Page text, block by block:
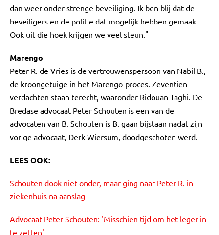
dan weer onder strenge beveiliging. Ik ben blij dat de
beveiligers en de politie dat mogelijk hebben gemaakt.
Ook uit die hoek krijgen we veel steun."
Marengo
Peter R. de Vries is de vertrouwenspersoon van Nabil B.,
de kroongetuige in het Marengo-proces. Zeventien
verdachten staan terecht, waaronder Ridouan Taghi. De
Bredase advocaat Peter Schouten is een van de
advocaten van B. Schouten is B. gaan bijstaan nadat zijn
vorige advocaat, Derk Wiersum, doodgeschoten werd.
LEES OOK:
Schouten dook niet onder, maar ging naar Peter R. in
ziekenhuis na aanslag
Advocaat Peter Schouten: 'Misschien tijd om het leger in
te zetten'